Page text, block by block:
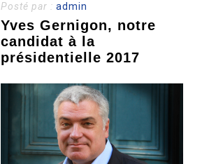
Posté par :admin
Yves Gernigon, notre
candidat à la
présidentielle 2017